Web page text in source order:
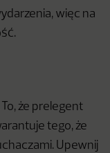
więc na
że prelegent
tego, że
Upewnij